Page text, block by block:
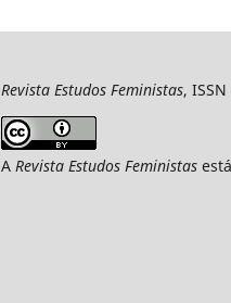
Revista Estudos Feministas,
A Revista Estudos Feministas